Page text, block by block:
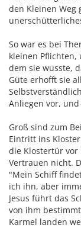
den Kleinen Weg
So war es bei
kleinen Pflichten,
dem sie wusste,
Güte erhofft sie
Anliegen vor,
Groß sind zum
Eintritt ins
die Klostertür vor
Vertrauen nicht.
"Mein Schiff
ich ihn, aber
Jesus führt das
von ihm
Karmel landen